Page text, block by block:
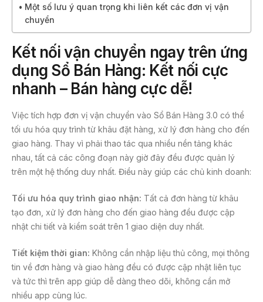
Một số lưu ý quan trọng khi liên kết các đơn vị vận
chuyển
Kết nối vận chuyển ngay trên ứng
dụng Sổ Bán Hàng: Kết nối cực
nhanh – Bán hàng cực dễ!
Việc tích hợp đơn vị vận chuyển vào Sổ Bán Hàng 3.0 có thể
tối ưu hóa quy trình từ khâu đặt hàng, xử lý đơn hàng cho đến
giao hàng. Thay vì phải thao tác qua nhiều nền tảng khác
nhau, tất cả các công đoạn này giờ đây đều được quản lý
trên một hệ thống duy nhất. Điều này giúp các chủ kinh doanh:
Tối ưu hóa quy trình giao nhận: Tất cả đơn hàng từ khâu
tạo đơn, xử lý đơn hàng cho đến giao hàng đều được cập
nhật chi tiết và kiểm soát trên 1 giao diện duy nhất.
Tiết kiệm thời gian: Không cần nhập liệu thủ công, mọi thông
tin về đơn hàng và giao hàng đều có được cập nhật liên tục
và tức thì trên app giúp dễ dàng theo dõi, không cần mở
nhiều app cùng lúc.